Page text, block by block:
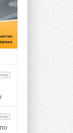
в
...